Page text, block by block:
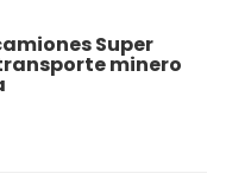
Super
minero